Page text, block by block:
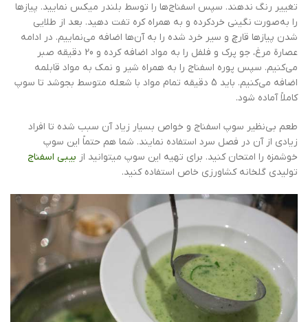
تغییر رنگ ندهند. سپس اسفناج‌ها را توسط بلندر میکس نمایید. پیازها
را به‌صورت نگینی خردکرده و به همراه کره تفت دهید. بعد از طلایی
شدن پیازها قارچ و سیر خرد شده را به آن‌ها اضافه می‌نماییم. در ادامه
عصارة مرغ، جو پرک و فلفل را به مواد اضافه کرده و 20 دقیقه صبر
می‌کنیم. سپس پوره اسفناج را به همراه شیر و نمک به مواد قابلمه
اضافه می‌کنیم. باید 5 دقیقه تمام مواد با شعله متوسط بجوشد تا سوپ
کاملاً آماده شود.
طعم بی‌نظیر سوپ اسفناج و خواص بسیار زیاد آن سبب شده تا افراد
زیادی از آن در فصل سرد استفاده نمایند. شما هم حتماً این سوپ
خوشمزه را امتحان کنید. برای تهیه این سوپ میتوانید از بیبی اسفناج
تولیدی گلخانه کشاورزی خاص استفاده کنید.